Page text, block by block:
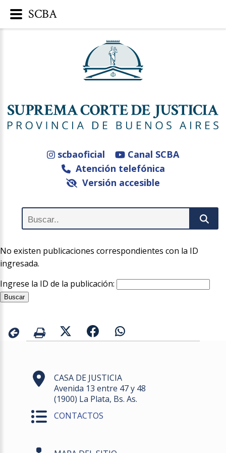
scbaoficial
Canal SCBA
Atención telefónica
Versión accesible
No existen publicaciones correspondientes con la ID
ingresada.
Ingrese la ID de la publicación:
CASA DE JUSTICIA
Avenida 13 entre 47 y 48
(1900) La Plata, Bs. As.
CONTACTOS
SCBA